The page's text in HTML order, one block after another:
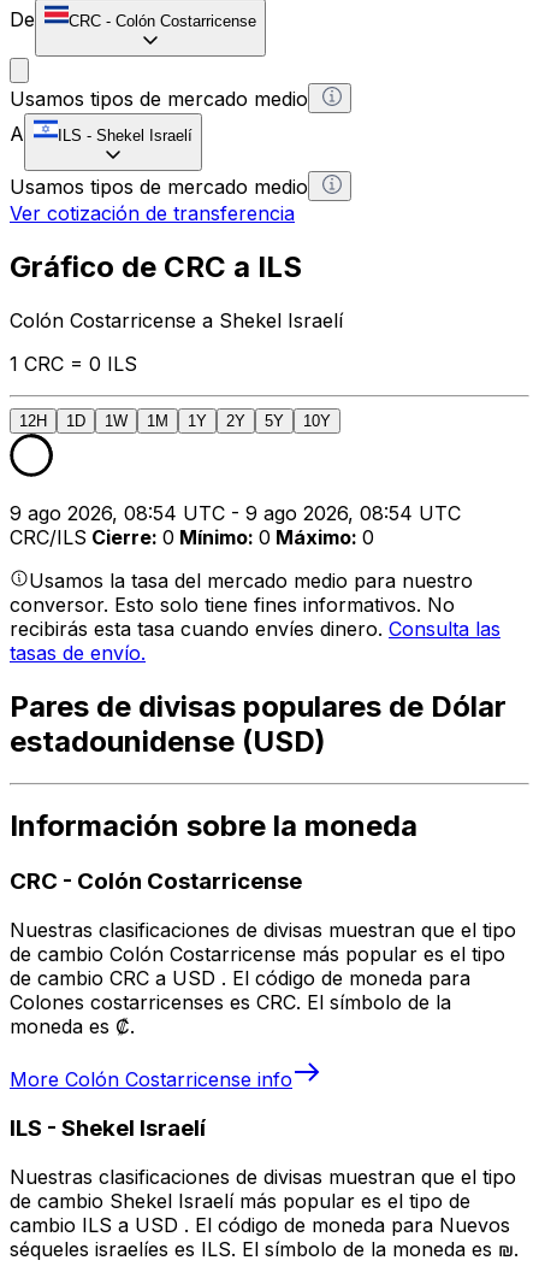
De
CRC - Colón Costarricense
Usamos tipos de mercado medio
A
ILS - Shekel Israelí
Usamos tipos de mercado medio
Ver cotización de transferencia
Gráfico de CRC a ILS
Colón Costarricense a Shekel Israelí
1 CRC = 0 ILS
12H 1D 1W 1M 1Y 2Y 5Y 10Y
9 ago 2026, 08:54 UTC - 9 ago 2026, 08:54 UTC
CRC/ILS Cierre: 0 Mínimo: 0 Máximo: 0
Usamos la tasa del mercado medio para nuestro
conversor. Esto solo tiene fines informativos. No
recibirás esta tasa cuando envíes dinero. Consulta las
tasas de envío.
Pares de divisas populares de Dólar
estadounidense (USD)
Información sobre la moneda
CRC - Colón Costarricense
Nuestras clasificaciones de divisas muestran que el tipo
de cambio Colón Costarricense más popular es el tipo
de cambio CRC a USD . El código de moneda para
Colones costarricenses es CRC. El símbolo de la
moneda es ₡.
More Colón Costarricense info
ILS - Shekel Israelí
Nuestras clasificaciones de divisas muestran que el tipo
de cambio Shekel Israelí más popular es el tipo de
cambio ILS a USD . El código de moneda para Nuevos
séqueles israelíes es ILS. El símbolo de la moneda es ₪.